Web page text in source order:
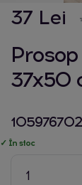
37 Lei
37x50
✓ În stoc
1